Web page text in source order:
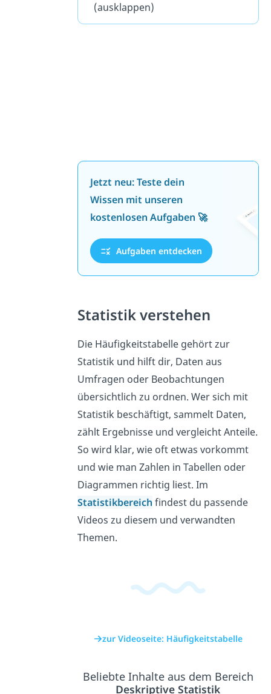
(ausklappen)
Jetzt neu: Teste dein
Wissen mit unseren
kostenlosen Aufgaben 🚀
Aufgaben entdecken
Statistik verstehen
Die Häufigkeitstabelle gehört zur
Statistik und hilft dir, Daten aus
Umfragen oder Beobachtungen
übersichtlich zu ordnen. Wer sich mit
Statistik beschäftigt, sammelt Daten,
zählt Ergebnisse und vergleicht Anteile.
So wird klar, wie oft etwas vorkommt
und wie man Zahlen in Tabellen oder
Diagrammen richtig liest. Im
Statistikbereich findest du passende
Videos zu diesem und verwandten
Themen.
zur Videoseite: Häufigkeitstabelle
Beliebte Inhalte aus dem Bereich
Deskriptive Statistik